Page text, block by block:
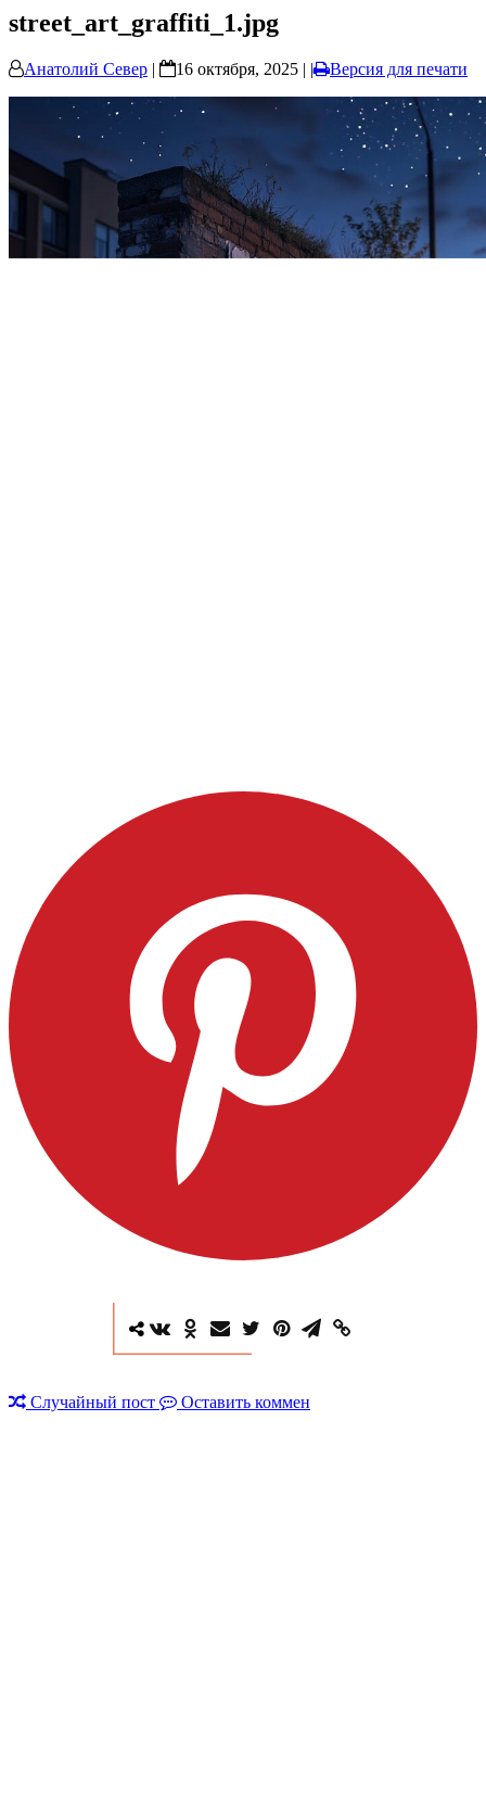
street_art_graffiti_1.jpg
Анатолий Север | 16 октября, 2025 | | Версия для печати
Случайный пост Оставить коммен